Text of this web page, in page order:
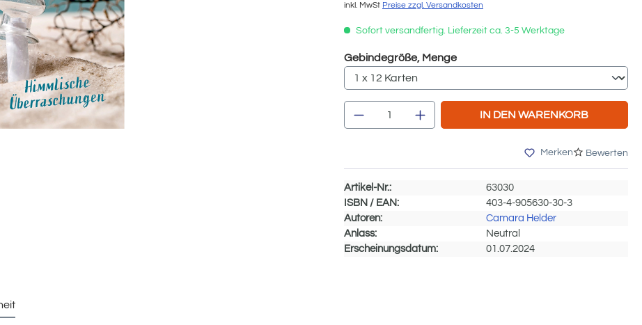
inkl. MwSt Preise zzgl. Versandkosten
Sofort versandfertig. Lieferzeit ca. 3-5 Werktage
Gebindegröße, Mengeauswählen
Produkt Anzahl: Gib den gewünschten
IN DEN WARENKORB
Merken Bewerten
Artikel-Nr.:
63030
ISBN / EAN:
403-4-905630-30-3
Autoren:
Camara Helder
Anlass:
Neutral
Erscheinungsdatum:
01.07.2024